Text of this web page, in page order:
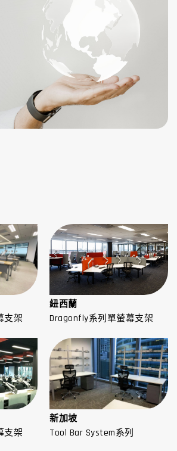
支架
紐西蘭
Dragonfly系列單螢幕支架
支架
新加坡
Tool Bar System系列